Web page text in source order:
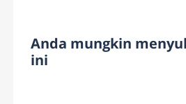
Anda mungkin
ini